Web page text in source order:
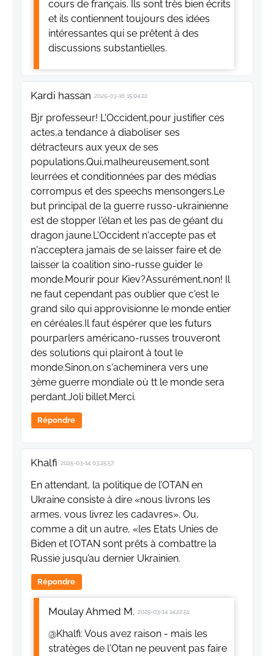
cours de français. Ils sont très bien écrits
et ils contiennent toujours des idées
intéressantes qui se prêtent à des
discussions substantielles.
Kardi hassan 2025-03-16 15:04:22
Bjr professeur! L'Occident,pour justifier ces
actes,a tendance à diaboliser ses
détracteurs aux yeux de ses
populations.Qui,malheureusement,sont
leurrées et conditionnées par des médias
corrompus et des speechs mensongers.Le
but principal de la guerre russo-ukrainienne
est de stopper l'élan et les pas de géant du
dragon jaune.L'Occident n'accepte pas et
n'acceptera jamais de se laisser faire et de
laisser la coalition sino-russe guider le
monde.Mourir pour Kiev?Assurément,non! Il
ne faut cependant pas oublier que c'est le
grand silo qui approvisionne le monde entier
en céréales.Il faut éspérer que les futurs
pourparlers américano-russes trouveront
des solutions qui plairont à tout le
monde.Sinon,on s'acheminera vers une
3ème guerre mondiale où tt le monde sera
perdant.Joli billet.Merci.
Répondre
Khalfi 2025-03-14 03:25:57
En attendant, la politique de l’OTAN en
Ukraine consiste à dire «nous livrons les
armes, vous livrez les cadavres». Ou,
comme a dit un autre, «les Etats Unies de
Biden et l’OTAN sont prêts à combattre la
Russie jusqu’au dernier Ukrainien.
Répondre
Moulay Ahmed M. 2025-03-14 14:22:51
@Khalfi: Vous avez raison - mais les
stratèges de l'Otan ne peuvent pas faire